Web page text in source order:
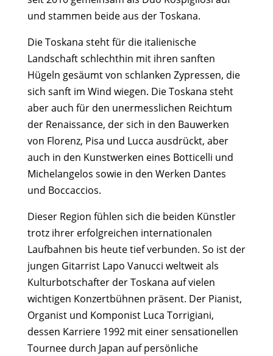
und stammen beide aus der Toskana.
Die Toskana steht für die italienische
Landschaft schlechthin mit ihren sanften
Hügeln gesäumt von schlanken Zypressen, die
sich sanft im Wind wiegen. Die Toskana steht
aber auch für den unermesslichen Reichtum
der Renaissance, der sich in den Bauwerken
von Florenz, Pisa und Lucca ausdrückt, aber
auch in den Kunstwerken eines Botticelli und
Michelangelos sowie in den Werken Dantes
und Boccaccios.
Dieser Region fühlen sich die beiden Künstler
trotz ihrer erfolgreichen internationalen
Laufbahnen bis heute tief verbunden. So ist der
jungen Gitarrist Lapo Vanucci weltweit als
Kulturbotschafter der Toskana auf vielen
wichtigen Konzertbühnen präsent. Der Pianist,
Organist und Komponist Luca Torrigiani,
dessen Karriere 1992 mit einer sensationellen
Tournee durch Japan auf persönliche